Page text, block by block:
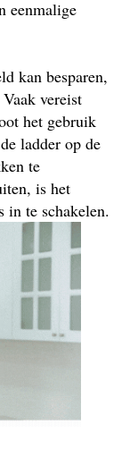
eenmalige
kan besparen,
vereist
het gebruik
ladder op de
te
is het
in te schakelen.